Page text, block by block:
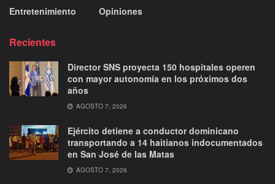
Entretenimiento
Opiniones
Recientes
Director SNS proyecta 150 hospitales operen
con mayor autonomía en los próximos dos
años
AGOSTO 7, 2026
Ejército detiene a conductor dominicano
transportando a 14 haitianos indocumentados
en San José de las Matas
AGOSTO 7, 2026